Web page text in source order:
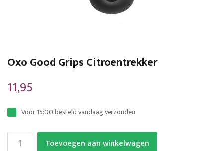
het
van
de
afbeeldingen-
gallerij
Oxo Good Grips Citroentrekker
11,95
Voor 15:00 besteld vandaag verzonden
Toevoegen aan winkelwagen